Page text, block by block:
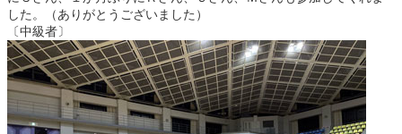
した。（ありがとうございました）
〔中級者〕